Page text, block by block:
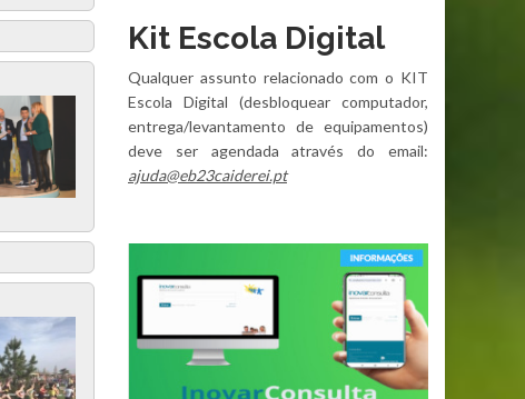
Kit Escola Digital
Qualquer assunto relacionado com o KIT
Escola Digital (desbloquear computador,
entrega/levantamento de equipamentos)
deve ser agendada através do email:
ajuda@eb23caiderei.pt